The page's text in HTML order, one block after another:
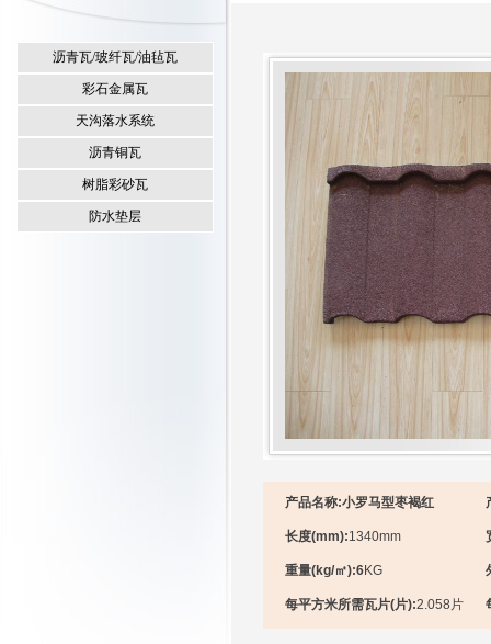
沥青瓦/玻纤瓦/油毡瓦
彩石金属瓦
天沟落水系统
沥青铜瓦
树脂彩砂瓦
防水垫层
产品名称:小罗马型枣褐红
长度(mm):1340mm
重量(kg/㎡):6KG
每平方米所需瓦片(片):2.058片